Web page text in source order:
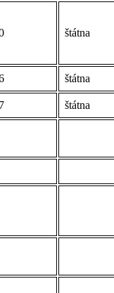
štátna
štátna
štátna